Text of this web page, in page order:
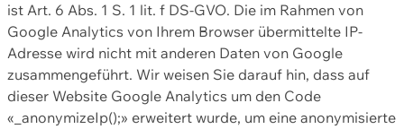
ist Art. 6 Abs. 1 S. 1 lit. f DS-GVO. Die im Rahmen von
Google Analytics von Ihrem Browser übermittelte IP-
Adresse wird nicht mit anderen Daten von Google
zusammengeführt. Wir weisen Sie darauf hin, dass auf
dieser Website Google Analytics um den Code
«_anonymizeIp();» erweitert wurde, um eine anonymisierte